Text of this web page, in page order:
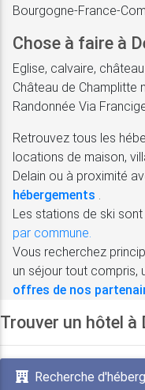
Bourgogne-France-
Chose à faire à
Eglise, calvaire,
Château de Champlitte
Randonnée Via
Retrouvez tous les
locations de maison,
Delain ou à proximité
hébergements
Les stations de ski sont
par commune.
Vous recherchez
un séjour tout compris,
offres de nos
Trouver un hôtel à
Recherche